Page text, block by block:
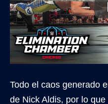
Todo el caos generado
de Nick Aldis, por lo